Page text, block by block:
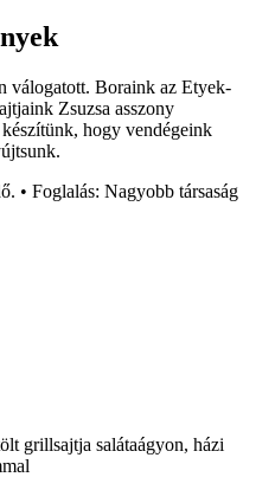
válogatott. Boraink az Etyek-
Zsuzsa asszony
hogy vendégeink
• Foglalás: Nagyobb társaság
grillsajtja salátaágyon, házi